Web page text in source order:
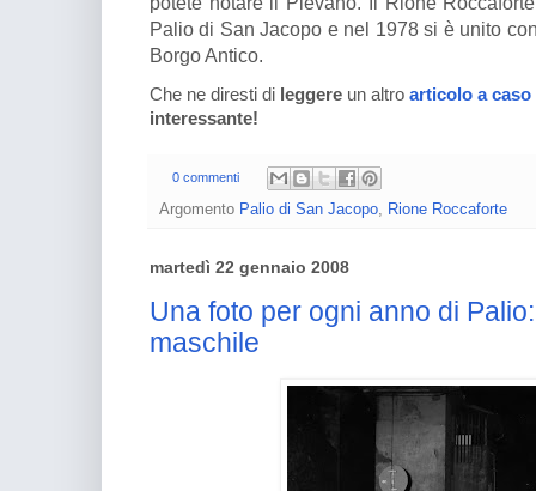
Palio di San Jacopo e nel 1978 si è unito
Borgo Antico.
Che ne diresti di leggere un altro articolo a caso
interessante!
0 commenti
Argomento Palio di San Jacopo, Rione Roccaforte
martedì 22 gennaio 2008
Una foto per ogni anno di
maschile